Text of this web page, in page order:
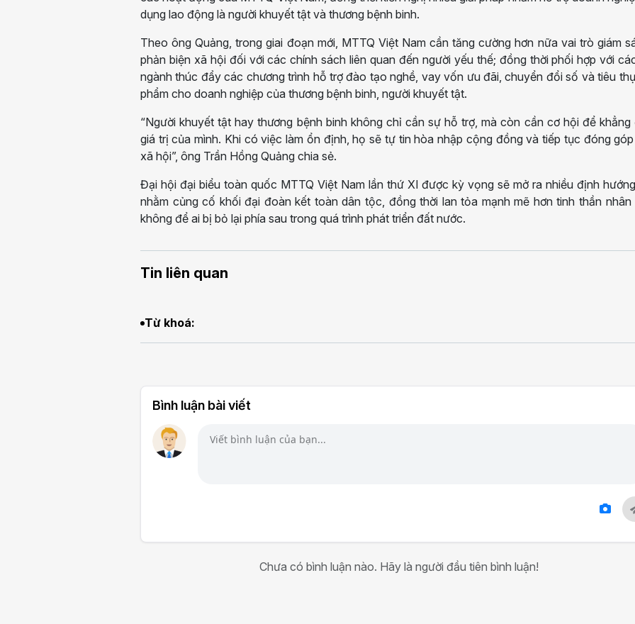
dụng lao động là người khuyết tật và thương bệnh binh.
Theo ông Quảng, trong giai đoạn mới, MTTQ Việt Nam cần tăng cường hơn nữa vai trò giám
phản biện xã hội đối với các chính sách liên quan đến người yếu thế; đồng thời phối hợp với
ngành thúc đẩy các chương trình hỗ trợ đào tạo nghề, vay vốn ưu đãi, chuyển đổi số và tiêu
phẩm cho doanh nghiệp của thương bệnh binh, người khuyết tật.
“Người khuyết tật hay thương bệnh binh không chỉ cần sự hỗ trợ, mà còn cần cơ hội để khẳng
giá trị của mình. Khi có việc làm ổn định, họ sẽ tự tin hòa nhập cộng đồng và tiếp tục đóng
xã hội”, ông Trần Hồng Quảng chia sẻ.
Đại hội đại biểu toàn quốc MTTQ Việt Nam lần thứ XI được kỳ vọng sẽ mở ra nhiều định
nhằm củng cố khối đại đoàn kết toàn dân tộc, đồng thời lan tỏa mạnh mẽ hơn tinh thần nhân
không để ai bị bỏ lại phía sau trong quá trình phát triển đất nước.
Tin liên quan
Từ khoá:
Bình luận bài viết
Chưa có bình luận nào. Hãy là người đầu tiên bình luận!